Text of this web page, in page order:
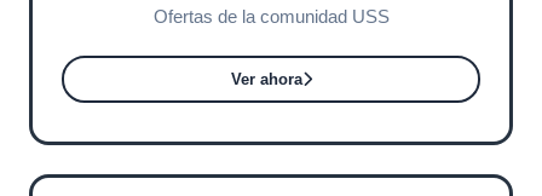
Ofertas de la comunidad USS
Ver ahora